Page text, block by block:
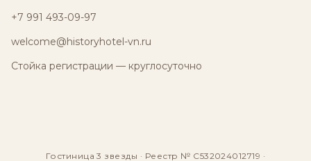
+7 991 493-09-97
welcome@historyhotel-vn.ru
Стойка регистрации — круглосуточно
Гостиница 3 звезды · Реестр № С532024012719 ·